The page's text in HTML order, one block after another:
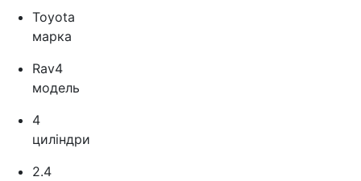
Toyota
марка
Rav4
модель
4
циліндри
2.4